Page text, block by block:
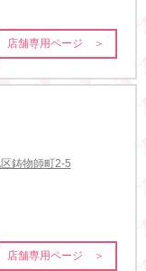
店舗専用ページ ＞
鋳物師町2-5
店舗専用ページ ＞